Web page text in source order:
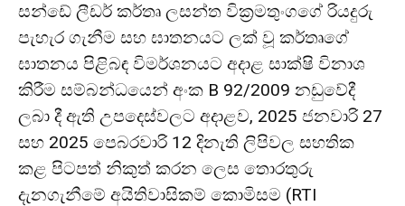
සන්ඩේ ලීඩර් කර්තෘ ලසන්ත වික්‍රමතුංගගේ රියදුරු
පැහැර ගැනීම සහ ඝාතනයට ලක් වූ කර්තෘගේ
ඝාතනය පිළිබඳ විමර්ශනයට අදාළ සාක්ෂි විනාශ
කිරීම සම්බන්ධයෙන් අංක B 92/2009 නඩුවේදී
ලබා දී ඇති උපදෙස්වලට අදාළව, 2025 ජනවාරි 27
සහ 2025 පෙබරවාරි 12 දිනැති ලිපිවල සහතික
කළ පිටපත් නිකුත් කරන ලෙස තොරතුරු
දැනගැනීමේ අයිතිවාසිකම් කොමිසම (RTI